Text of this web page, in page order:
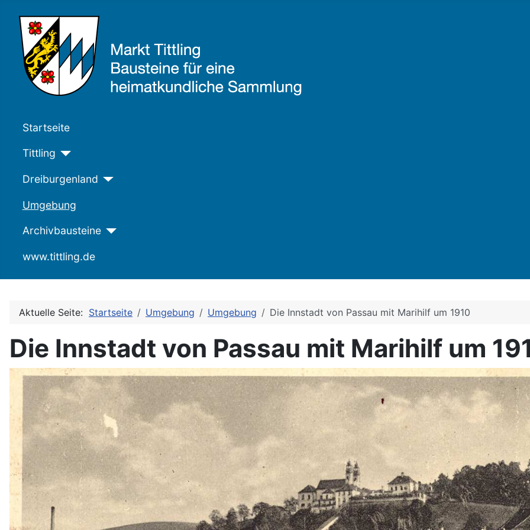
Startseite
Tittling
Dreiburgenland
Umgebung
Archivbausteine
www.tittling.de
Aktuelle Seite: Startseite Umgebung Umgebung Die Innstadt von Passau mit Marihilf um 1910
Die Innstadt von Passau mit Marihilf um